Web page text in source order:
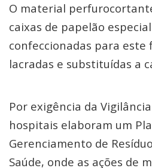
O material
caixas de papelão
confeccionadas para este
lacradas e substituídas a
Por exigência da
hospitais elaboram um
Gerenciamento de
Saúde, onde as ações de